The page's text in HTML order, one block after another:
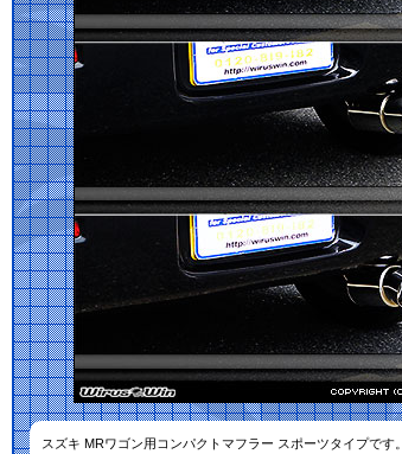
スズキ MRワゴン用コンパクトマフラー スポーツタイプです。